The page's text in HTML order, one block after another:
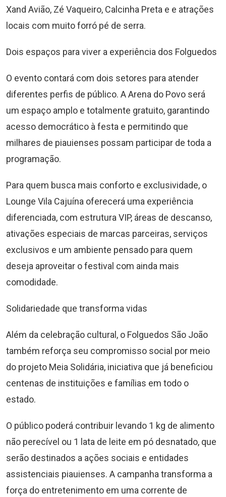
Xand Avião, Zé Vaqueiro, Calcinha Preta e e atrações
locais com muito forró pé de serra.
Dois espaços para viver a experiência dos Folguedos
O evento contará com dois setores para atender
diferentes perfis de público. A Arena do Povo será
um espaço amplo e totalmente gratuito, garantindo
acesso democrático à festa e permitindo que
milhares de piauienses possam participar de toda a
programação.
Para quem busca mais conforto e exclusividade, o
Lounge Vila Cajuína oferecerá uma experiência
diferenciada, com estrutura VIP, áreas de descanso,
ativações especiais de marcas parceiras, serviços
exclusivos e um ambiente pensado para quem
deseja aproveitar o festival com ainda mais
comodidade.
Solidariedade que transforma vidas
Além da celebração cultural, o Folguedos São João
também reforça seu compromisso social por meio
do projeto Meia Solidária, iniciativa que já beneficiou
centenas de instituições e famílias em todo o
estado.
O público poderá contribuir levando 1 kg de alimento
não perecível ou 1 lata de leite em pó desnatado, que
serão destinados a ações sociais e entidades
assistenciais piauienses. A campanha transforma a
força do entretenimento em uma corrente de